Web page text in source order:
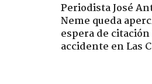
Periodista José
Neme queda
espera de
accidente en Las